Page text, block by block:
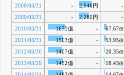
2008/03/31
- 2,946円 -
2009/03/31
- 2,280円 -
2010/03/31
1675億 - 67.67倍
2011/03/31 1503億 - 53.95倍
2012/03/30 1407億 - 20.35倍
2013/03/29 1452億 - 18.43倍